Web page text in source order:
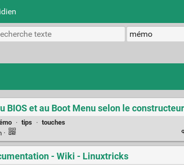
BIOS et au Boot Menu selon le
· tips · touches
·
- Wiki - Linuxtricks